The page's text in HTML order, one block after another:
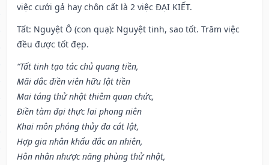
việc cưới gả hay chôn cất là 2 việc ĐẠI KIẾT.
Tất: Nguyệt Ô (con quạ): Nguyệt tinh, sao tốt. Trăm việc
đều được tốt đẹp.
“Tất tinh tạo tác chủ quang tiền,
Mãi dắc điền viên hữu lật tiền
Mai táng thử nhật thiêm quan chức,
Điền tàm đại thực lai phong niên
Khai môn phóng thủy đa cát lật,
Hợp gia nhân khẩu đắc an nhiên,
Hôn nhân nhược năng phùng thử nhật,